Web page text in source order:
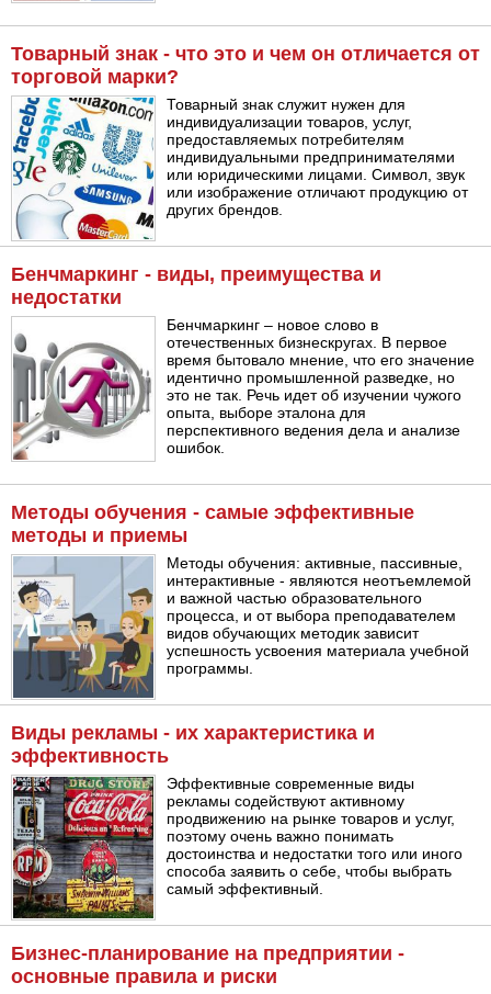
Товарный знак - что это и чем он отличается от
торговой марки?
Товарный знак служит нужен для
индивидуализации товаров, услуг,
предоставляемых потребителям
индивидуальными предпринимателями
или юридическими лицами. Символ, звук
или изображение отличают продукцию от
других брендов.
Бенчмаркинг - виды, преимущества и
недостатки
Бенчмаркинг – новое слово в
отечественных бизнескругах. В первое
время бытовало мнение, что его значение
идентично промышленной разведке, но
это не так. Речь идет об изучении чужого
опыта, выборе эталона для
перспективного ведения дела и анализе
ошибок.
Методы обучения - самые эффективные
методы и приемы
Методы обучения: активные, пассивные,
интерактивные - являются неотъемлемой
и важной частью образовательного
процесса, и от выбора преподавателем
видов обучающих методик зависит
успешность усвоения материала учебной
программы.
Виды рекламы - их характеристика и
эффективность
Эффективные современные виды
рекламы содействуют активному
продвижению на рынке товаров и услуг,
поэтому очень важно понимать
достоинства и недостатки того или иного
способа заявить о себе, чтобы выбрать
самый эффективный.
Бизнес-планирование на предприятии -
основные правила и риски